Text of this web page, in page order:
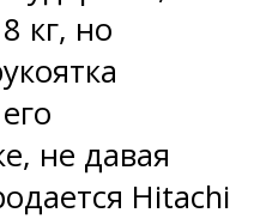
кг, но
не давая
Hitachi